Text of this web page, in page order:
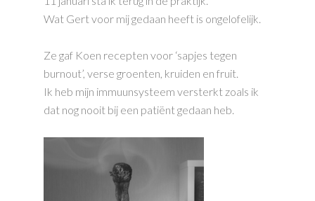
Wat Gert voor mij gedaan heeft is ongelofelijk.
Ze gaf Koen recepten voor ‘sapjes tegen
burnout’, verse groenten, kruiden en fruit.
Ik heb mijn immuunsysteem versterkt zoals ik
dat nog nooit bij een patiënt gedaan heb.